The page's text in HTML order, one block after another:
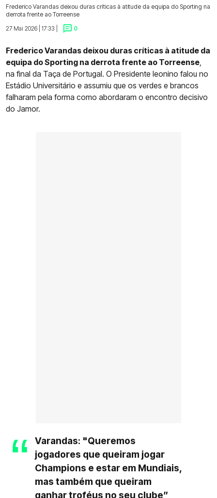
Frederico Varandas deixou duras críticas à atitude da equipa do Sporting na
derrota frente ao Torreense
27 Mai 2026 | 17:33 |
0
Frederico Varandas deixou duras críticas à atitude da
equipa do Sporting na derrota frente ao Torreense,
na final da Taça de Portugal. O Presidente leonino falou no
Estádio Universitário e assumiu que os verdes e brancos
falharam pela forma como abordaram o encontro decisivo
do Jamor.
Varandas: "Queremos
jogadores que queiram jogar
Champions e estar em Mundiais,
mas também que queiram
ganhar troféus no seu clube”